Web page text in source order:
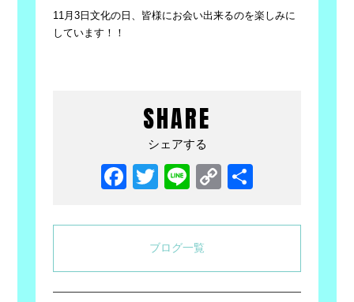
11月3 日文化の日、皆様にお会い出来るのを楽しみに
しています！！
SHARE
シェアする
Facebook
Twitter
LineCopy
ブログ一覧